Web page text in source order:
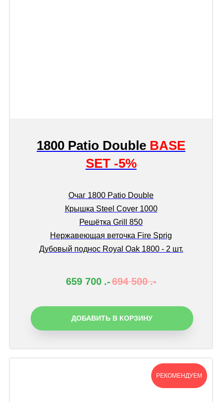
1800 Patio Double BASE
SET -5%
Очаг 1800 Patio Double
Крышка Steel Cover 1000
Решётка Grill 850
Нержавеющая веточка Fire Sprig
Дубовый поднос Royal Oak 1800 - 2 шт.
659 700 .-694 500 .-
ДОБАВИТЬ В КОРЗИНУ
РЕКОМЕНДУЕМ